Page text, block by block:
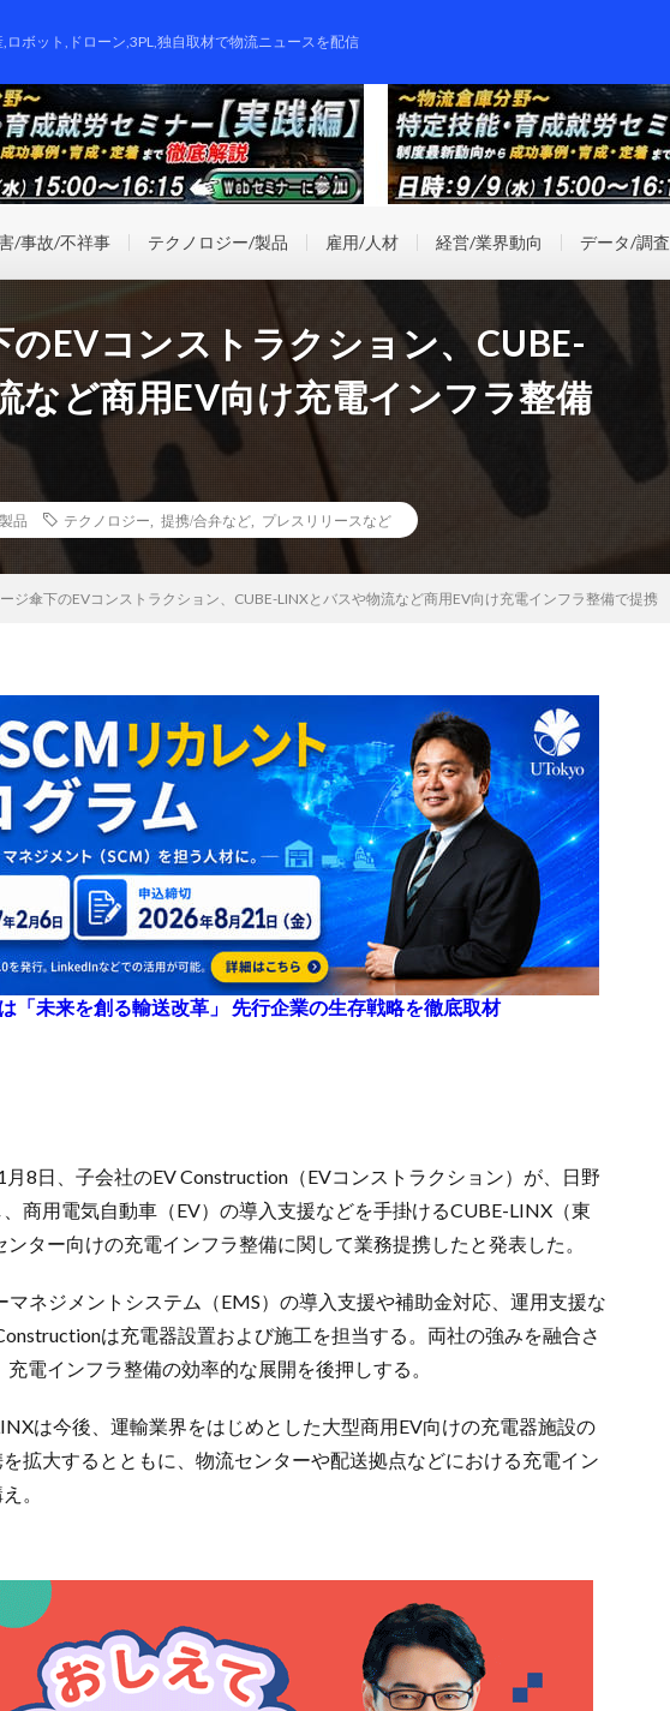
ロボット,ドローン,3PL,独自取材で物流ニュースを配信
/事故/不祥事 テクノロジー/製品 雇用/人材 経営/業界動向 データ/調査
EVコンストラクション、CUBE-
など商用EV向け充電インフラ整備
品 テクノロジー 提携/合弁など プレスリリースなど
ジ傘下のEVコンストラクション、CUBE-LINXとバスや物流など商用EV向け充電インフラ整備で提携
「未来を創る輸送改革」 先行企業の生存戦略を徹底取材
8日、子会社のEV Construction（EVコンストラクション）が、日野
商用電気自動車（EV）の導入支援などを手掛けるCUBE-LINX（東
ター向けの充電インフラ整備に関して業務提携したと発表した。
ネジメントシステム（EMS）の導入支援や補助金対応、運用支援な
は充電器設置および施工を担当する。両社の強みを融合さ
電インフラ整備の効率的な展開を後押しする。
は今後、運輸業界をはじめとした大型商用EV向けの充電器施設の
拡大するとともに、物流センターや配送拠点などにおける充電イン
。